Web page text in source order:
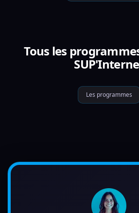
Tous les
Les programmes